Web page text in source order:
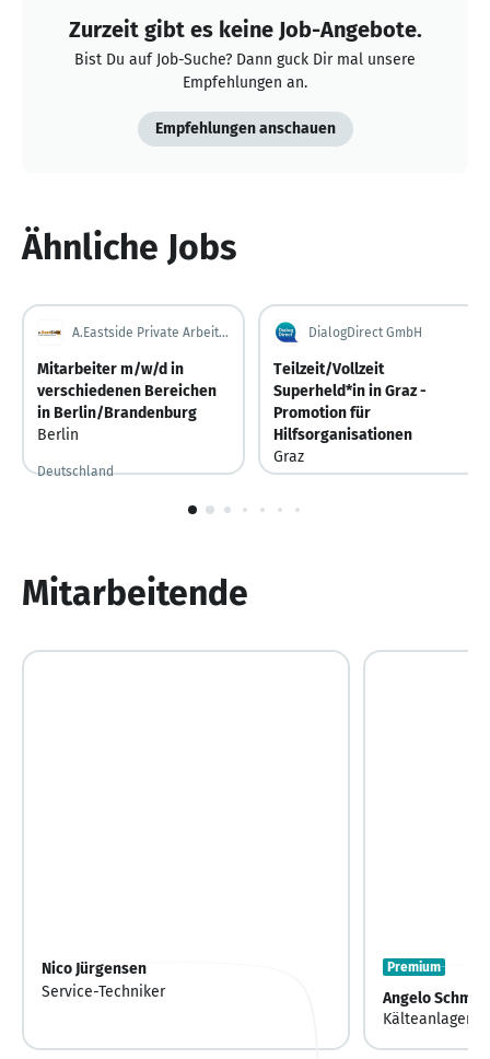
Zurzeit gibt es keine Job-Angebote.
Bist Du auf Job-Suche? Dann guck Dir mal unsere
Empfehlungen an.
Empfehlungen anschauen
Ähnliche Jobs
A.Eastside Private Arbeitsvermittlung GbR
Mitarbeiter m/w/d in
verschiedenen Bereichen
in Berlin/Brandenburg
Berlin
Deutschland
DialogDirect GmbH
Teilzeit/Vollzeit
Superheld*in in Graz -
Promotion für
Hilfsorganisationen
Graz
Gestern
Gestern veröffentlicht
Mitarbeitende
Nico Jürgensen
Service-Techniker
Premium
Angelo Schmill